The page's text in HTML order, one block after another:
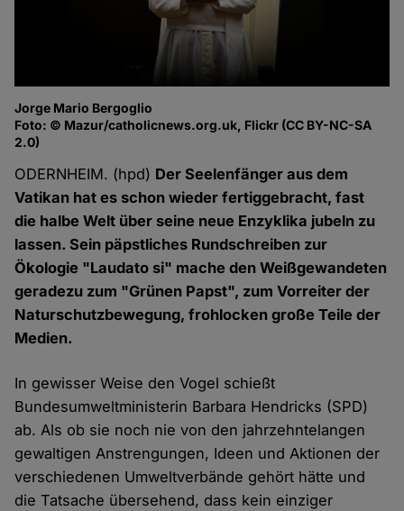
Jorge Mario Bergoglio
Foto: © Mazur/catholicnews.org.uk, Flickr (CC BY-NC-SA
2.0)
ODERNHEIM. (hpd) Der Seelenfänger aus dem
Vatikan hat es schon wieder fertiggebracht, fast
die halbe Welt über seine neue Enzyklika jubeln zu
lassen. Sein päpstliches Rundschreiben zur
Ökologie "Laudato si" mache den Weißgewandeten
geradezu zum "Grünen Papst", zum Vorreiter der
Naturschutzbewegung, frohlocken große Teile der
Medien.
In gewisser Weise den Vogel schießt
Bundesumweltministerin Barbara Hendricks (SPD)
ab. Als ob sie noch nie von den jahrzehntelangen
gewaltigen Anstrengungen, Ideen und Aktionen der
verschiedenen Umweltverbände gehört hätte und
die Tatsache übersehend, dass kein einziger